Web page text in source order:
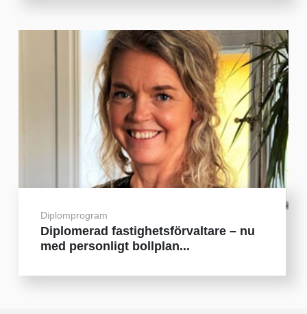
Diplomprogram
Diplomerad fastighetsförvaltare – nu
med personligt bollplan...